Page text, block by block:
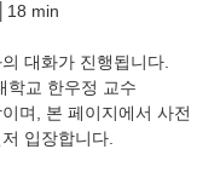
min
대화가 진행됩니다.
학교 한우정 교수
며, 본 페이지에서 사전
입장합니다.